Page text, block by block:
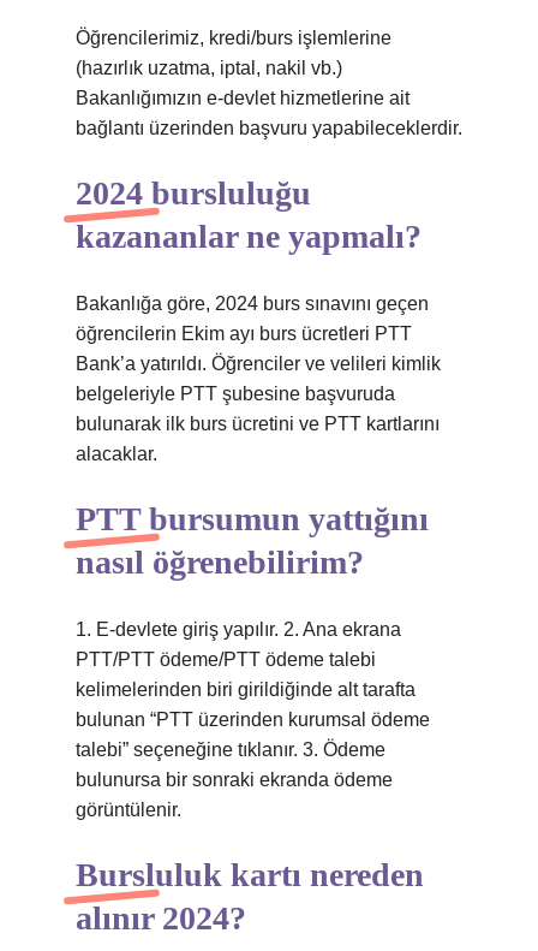
Öğrencilerimiz, kredi/burs işlemlerine
(hazırlık uzatma, iptal, nakil vb.)
Bakanlığımızın e-devlet hizmetlerine ait
bağlantı üzerinden başvuru yapabileceklerdir.
2024 bursluluğu
kazananlar ne yapmalı?
Bakanlığa göre, 2024 burs sınavını geçen
öğrencilerin Ekim ayı burs ücretleri PTT
Bank’a yatırıldı. Öğrenciler ve velileri kimlik
belgeleriyle PTT şubesine başvuruda
bulunarak ilk burs ücretini ve PTT kartlarını
alacaklar.
PTT bursumun yattığını
nasıl öğrenebilirim?
1. E-devlete giriş yapılır. 2. Ana ekrana
PTT/PTT ödeme/PTT ödeme talebi
kelimelerinden biri girildiğinde alt tarafta
bulunan “PTT üzerinden kurumsal ödeme
talebi” seçeneğine tıklanır. 3. Ödeme
bulunursa bir sonraki ekranda ödeme
görüntülenir.
Bursluluk kartı nereden
alınır 2024?